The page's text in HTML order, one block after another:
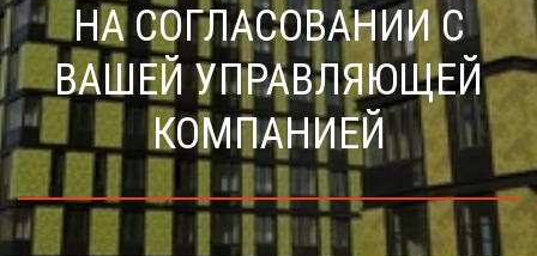
НА СОГЛАСОВАНИИ С
ВАШЕЙ УПРАВЛЯЮЩЕЙ
КОМПАНИЕЙ